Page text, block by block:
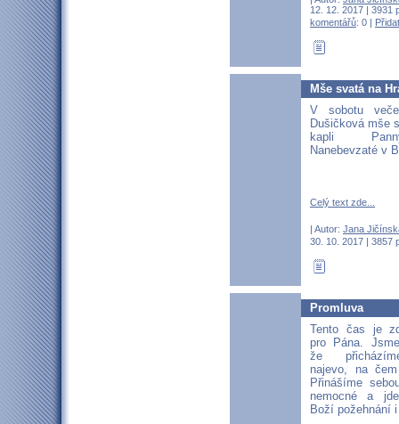
12. 12. 2017 | 3931
komentářů: 0 |
Mše svatá na
V sobotu
Dušičková mše
kapli
Nanebevzaté v
Celý text zde...
| Autor: Jana
30. 10. 2017 | 3857
Promluva
Tento čas je
pro Pána.
že
najevo, na
Přinášíme
nemocné a
Boží požehnání